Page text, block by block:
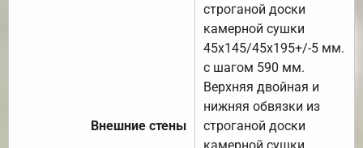
Внешние стены
строганой доски
камерной сушки
45х145/45х195+/-5 мм.
с шагом 590 мм.
Верхняя двойная и
нижняя обвязки из
строганой доски